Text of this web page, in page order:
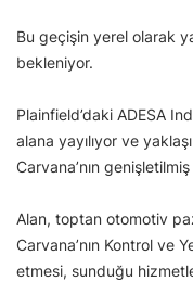
Bu geçişin yerel olarak
bekleniyor.
Plainfield’daki ADESA
alana yayılıyor ve
Carvana’nın
Alan, toptan otomotiv
Carvana’nın Kontrol ve
etmesi, sunduğu